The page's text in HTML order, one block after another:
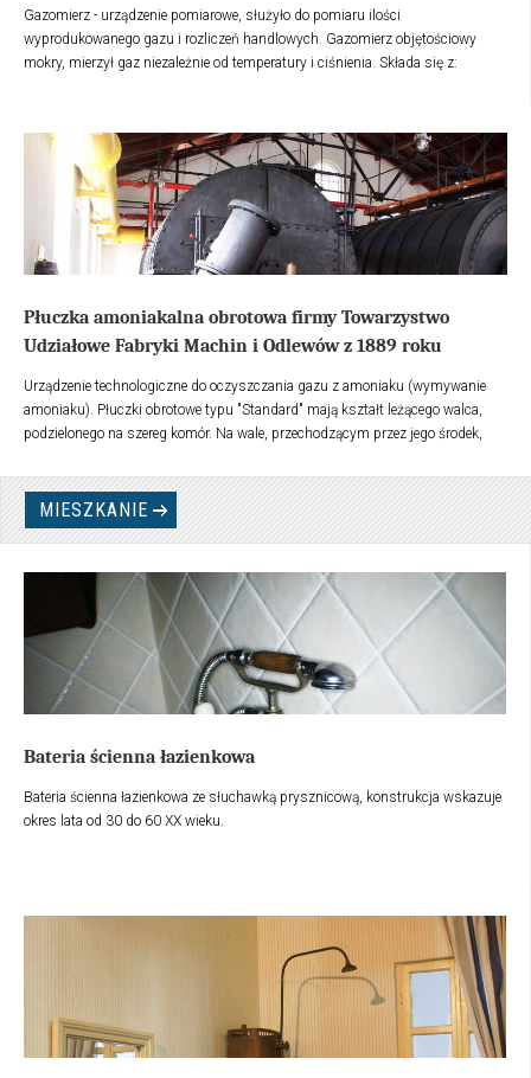
Gazomierz - urządzenie pomiarowe, służyło do pomiaru ilości
wyprodukowanego gazu i rozliczeń handlowych. Gazomierz objętościowy
mokry, mierzył gaz niezależnie od temperatury i ciśnienia. Składa się z:
Płuczka amoniakalna obrotowa firmy Towarzystwo
Udziałowe Fabryki Machin i Odlewów z 1889 roku
Urządzenie technologiczne do oczyszczania gazu z amoniaku (wymywanie
amoniaku). Płuczki obrotowe typu "Standard" mają kształt leżącego walca,
podzielonego na szereg komór. Na wale, przechodzącym przez jego środek,
kolejno przez komory i zwilża stale obracające się tarcze.
MIESZKANIE
Bateria ścienna łazienkowa
Bateria ścienna łazienkowa ze słuchawką prysznicową, konstrukcja wskazuje
okres lata od 30 do 60 XX wieku.